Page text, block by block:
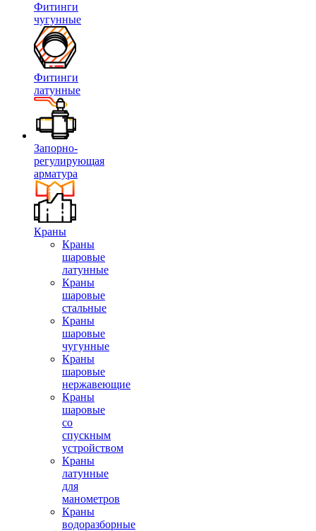
Фитинги
чугунные
Фитинги
латунные
Запорно-
регулирующая
арматура
Краны
Краны
шаровые
латунные
Краны
шаровые
стальные
Краны
шаровые
чугунные
Краны
шаровые
нержавеющие
Краны
шаровые
со
спускным
устройством
Краны
латунные
для
манометров
Краны
водоразборные